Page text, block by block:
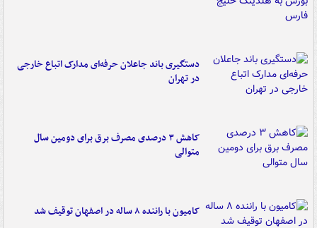
دستگیری باند جاعلان حرفه‌ای مدارک اتباع خارجی
در تهران
کاهش ۳ درصدی مصرف برق برای دومین سال
متوالی
کامیون با راننده ۸ ساله در اصفهان توقیف شد